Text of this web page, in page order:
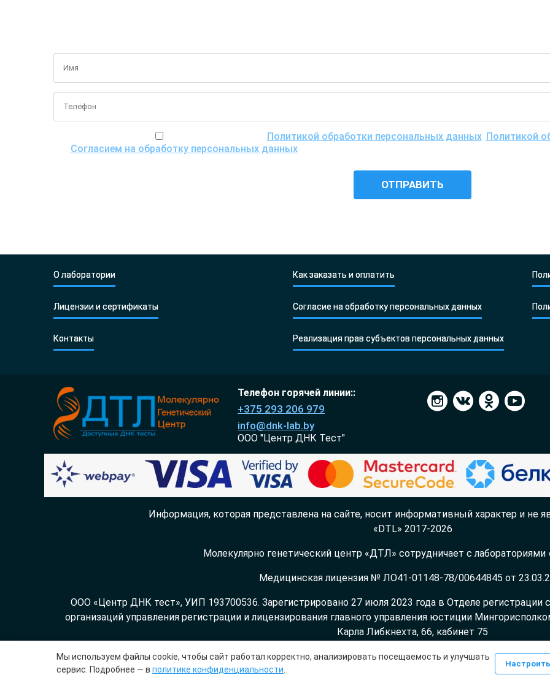
Я ознакомился(ась) с Политикой обработки персональных данных, Политикой
Согласием на обработку персональных данных, понимаю цели обработки моих персональных
О лаборатории Как заказать и оплатить
Лицензии и сертификаты Согласие на обработку персональных данных
Контакты Реализация прав субъектов персональных данных
Телефон горячей линии::
+375 293 206 979
info@dnk-lab.by
ООО "Центр ДНК Тест"
Информация, которая представлена на сайте, носит информативный характер и не
«DTL» 2017-2026
Молекулярно генетический центр «ДТЛ» сотрудничает с лабораториями
Медицинская лицензия № ЛО41-01148-78/00644845 от
ООО «Центр ДНК тест», УИП 193700536. Зарегистрировано 27 июля 2023 года в Отделе регистрации
организаций управления регистрации и лицензирования главного управления юстиции
Карла Либкнехта, 66, кабинет 75
Настройки cookie
Мы используем файлы cookie, чтобы сайт работал корректно, анализировать посещаемость и улучшать
сервис. Подробнее — в политике конфиденциальности
Настроить